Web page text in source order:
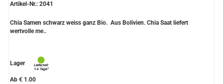
Artikel-Nr.: 2041
Chia Samen schwarz weiss ganz Bio. Aus Bolivien. Chia Saat liefert
wertvolle me..
Lager
Ab € 1.00